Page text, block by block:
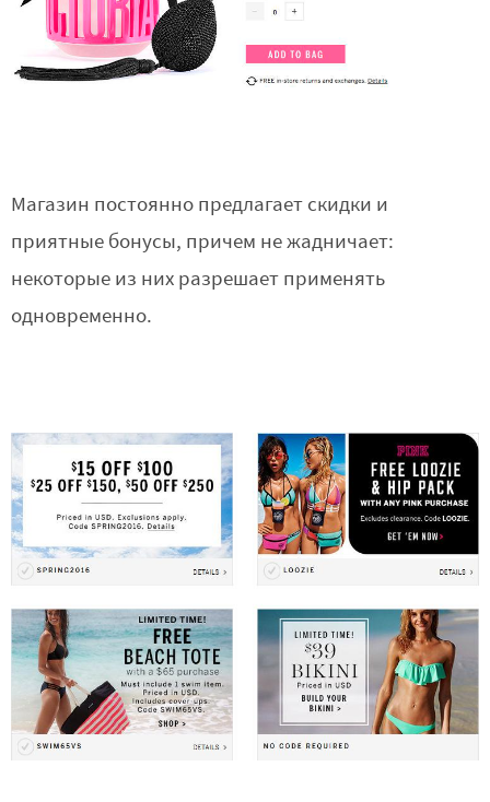
Магазин постоянно предлагает скидки и
приятные бонусы, причем не жадничает:
некоторые из них разрешает применять
одновременно.